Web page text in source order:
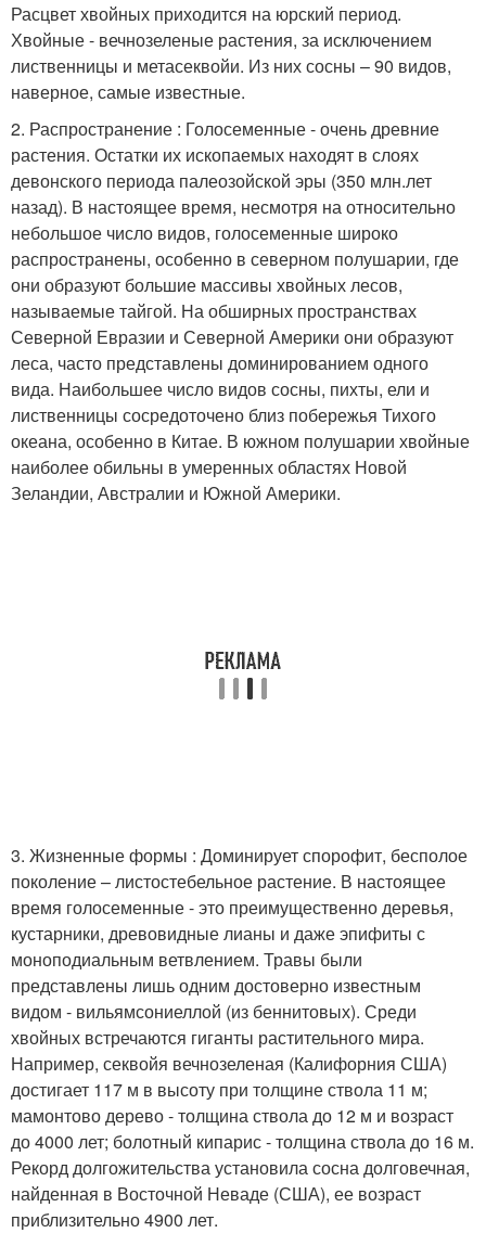
Расцвет хвойных приходится на юрский период.
Хвойные - вечнозеленые растения, за исключением
лиственницы и метасеквойи. Из них сосны – 90 видов,
наверное, самые известные.
2. Распространение : Голосеменные - очень древние
растения. Остатки их ископаемых находят в слоях
девонского периода палеозойской эры (350 млн.лет
назад). В настоящее время, несмотря на относительно
небольшое число видов, голосеменные широко
распространены, особенно в северном полушарии, где
они образуют большие массивы хвойных лесов,
называемые тайгой. На обширных пространствах
Северной Евразии и Северной Америки они образуют
леса, часто представлены доминированием одного
вида. Наибольшее число видов сосны, пихты, ели и
лиственницы сосредоточено близ побережья Тихого
океана, особенно в Китае. В южном полушарии хвойные
наиболее обильны в умеренных областях Новой
Зеландии, Австралии и Южной Америки.
3. Жизненные формы : Доминирует спорофит, бесполое
поколение – листостебельное растение. В настоящее
время голосеменные - это преимущественно деревья,
кустарники, древовидные лианы и даже эпифиты с
моноподиальным ветвлением. Травы были
представлены лишь одним достоверно известным
видом - вильямсониеллой (из беннитовых). Среди
хвойных встречаются гиганты растительного мира.
Например, секвойя вечнозеленая (Калифорния США)
достигает 117 м в высоту при толщине ствола 11 м;
мамонтово дерево - толщина ствола до 12 м и возраст
до 4000 лет; болотный кипарис - толщина ствола до 16 м.
Рекорд долгожительства установила сосна долговечная,
найденная в Восточной Неваде (США), ее возраст
приблизительно 4900 лет.